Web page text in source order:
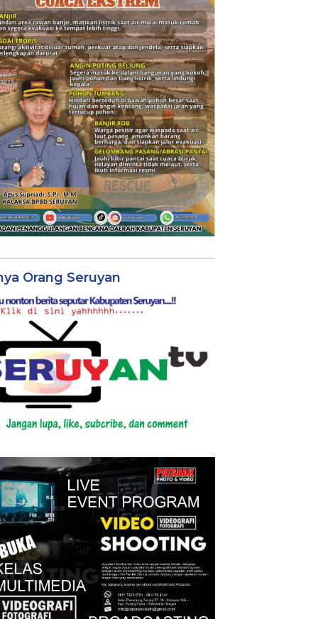
Orang Seruyan